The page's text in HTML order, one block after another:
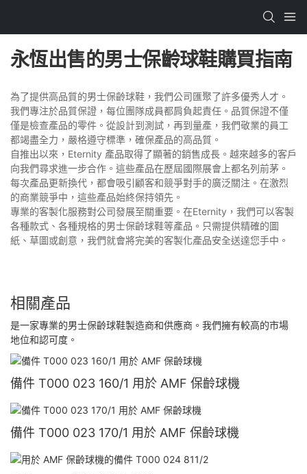
永恆出售的男士保齡球鞋購買指南
為了提供高品質的男士保齡球鞋，我們公司匯聚了許多優秀人才。
我們專注於品質保證，每位團隊成員都肩負起責任。品質保證不僅
僅是檢查產品的零件。從設計到測試，再到量產，我們敬業的員工
都竭盡全力，嚴格遵守標準，確保產品的高品質。
自推出以來，Eternity 產品取得了顯著的銷售成長。越來越多的客戶
向我們尋求進一步合作。這些產品在歷屆國際展會上都名列前茅。
每次產品更新換代，都會吸引顧客和競爭對手的廣泛關注。在激烈
的商業競爭中，這些產品始終保持領先。
專業的客製化服務對公司發展至關重要。在Eternity，我們可以客製
各種款式、各種規格的男士保齡球鞋等產品。只需提供精確的圖
紙、草圖或創意，我們就會將完美的客製化產品安全送達您手中。
相關產品
是一家專業的男士保齡球鞋製造商和供應商。我們擁有較高的市場
地位和認可度。
備件 T000 023 160/1 用於 AMF 保齡球機
備件 T000 023 170/1 用於 AMF 保齡球機